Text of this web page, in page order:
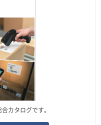
カタログです。